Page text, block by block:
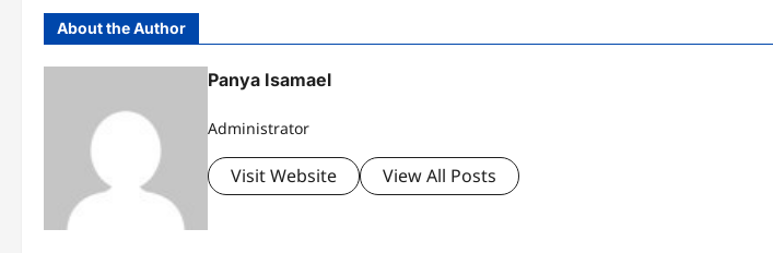
About the Author
Panya Isamael
Administrator
Visit Website View All Posts